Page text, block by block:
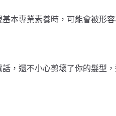
本專業素養時，可能會被形容
，還不小心剪壞了你的髮型